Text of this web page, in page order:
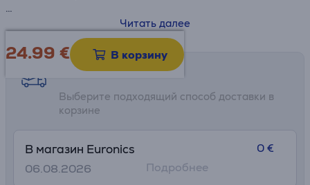
• Подключение к нескольким устройствам
• Тихие клавиши
• Компактная и легкая конструкция
• Совместимость с несколькими ОС
Читать далее
24.99 € В корзину
Возможности доставки
Выберите подходящий способ доставки в
корзине
В магазин Euronics
06.08.2026
0 €
Подробнее